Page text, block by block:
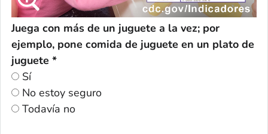
Juega con más de un juguete a la vez; por
ejemplo, pone comida de juguete en un plato de
juguete *
Sí
No estoy seguro
Todavía no